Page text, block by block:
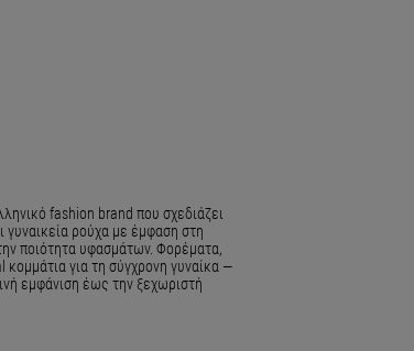
fashion brand που σχεδιάζει
γυναικεία ρούχα με έμφαση στη
ποιότητα υφασμάτων. Φορέματα,
κομμάτια για τη σύγχρονη γυναίκα —
εμφάνιση έως την ξεχωριστή